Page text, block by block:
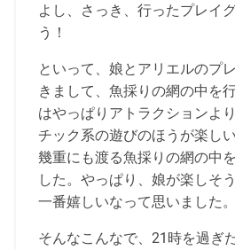
よし、さっき、行ったプレイ
う！
といって、娘とアリエルのプ
きまして、魚採りの網の中を
はやっぱりアトラクションよ
チック系の遊びのほうが楽し
幾重にも渡る魚採りの網の中
した。やっぱり、娘が楽しそ
一番嬉しいなって思いました。
そんなこんなで、21時を過ぎ